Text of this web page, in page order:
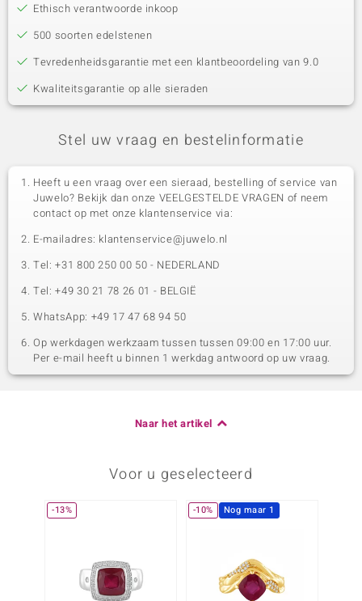
Ethisch verantwoorde inkoop
500 soorten edelstenen
Tevredenheidsgarantie met een klantbeoordeling van 9.0
Kwaliteitsgarantie op alle sieraden
Stel uw vraag en bestelinformatie
Heeft u een vraag over een sieraad, bestelling of service van
Juwelo? Bekijk dan onze VEELGESTELDE VRAGEN of neem
contact op met onze klantenservice via:
E-mailadres: klantenservice@juwelo.nl
Tel: +31 800 250 00 50 - NEDERLAND
Tel: +49 30 21 78 26 01 - BELGIË
WhatsApp: +49 17 47 68 94 50
Op werkdagen werkzaam tussen tussen 09:00 en 17:00 uur.
Per e-mail heeft u binnen 1 werkdag antwoord op uw vraag.
Naar het artikel
Voor u geselecteerd
-13% -10% Nog maar 1